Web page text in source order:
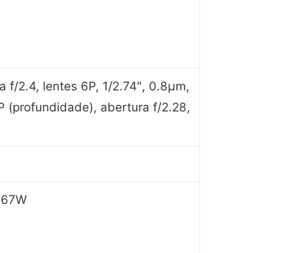
f/2.4, lentes 6P, 1/2.74″, 0.8µm,
(profundidade), abertura f/2.28,